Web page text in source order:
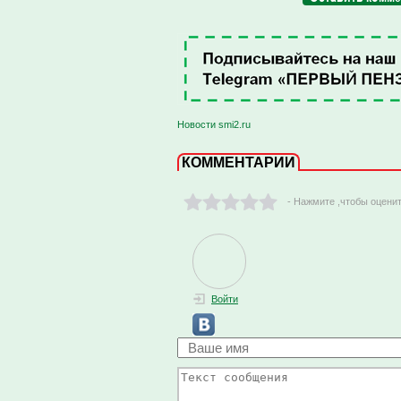
Новости smi2.ru
КОММЕНТАРИИ
- Нажмите ,чтобы
Войти